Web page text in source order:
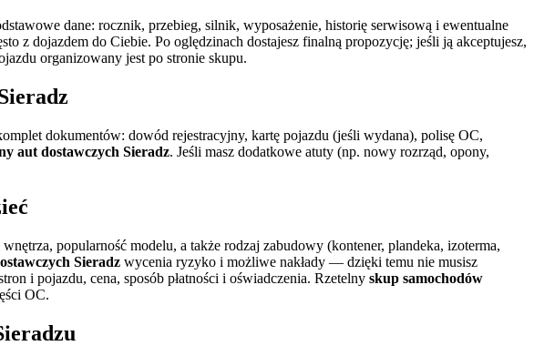
dane: rocznik, przebieg, silnik, wyposażenie, historię serwisową i ewentualne
z dojazdem do Ciebie. Po oględzinach dostajesz finalną propozycję; jeśli ją akceptujesz,
organizowany jest po stronie skupu.
dokumentów: dowód rejestracyjny, kartę pojazdu (jeśli wydana), polisę OC,
aut dostawczych Sieradz. Jeśli masz dodatkowe atuty (np. nowy rozrząd, opony,
popularność modelu, a także rodzaj zabudowy (kontener, plandeka, izoterma,
Sieradz wycenia ryzyko i możliwe nakłady — dzięki temu nie musisz
i pojazdu, cena, sposób płatności i oświadczenia. Rzetelny skup samochodów
OC.